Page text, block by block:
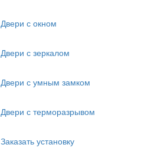
Двери с окном
Двери с зеркалом
Двери с умным замком
Двери с терморазрывом
Заказать установку